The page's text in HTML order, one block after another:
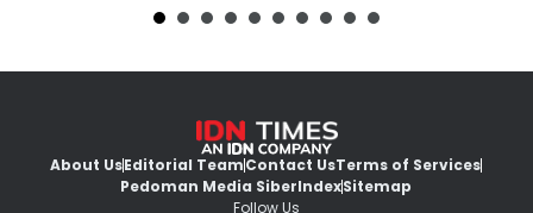
About UsEditorial TeamContact UsTerms of Services
Pedoman Media SiberIndexSitemap
Follow Us